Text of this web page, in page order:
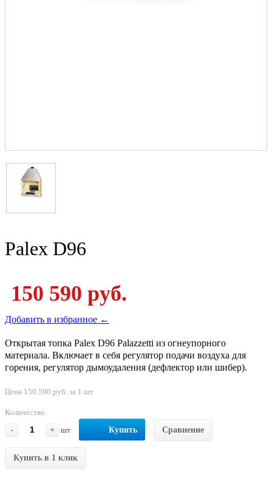
Palex D96
150 590 руб.
Добавить в избранное ←
Открытая топка Palex D96 Palazzetti из огнеупорного
материала. Включает в себя регулятор подачи воздуха для
горения, регулятор дымоудаления (дефлектор или шибер).
Цена 150 590 руб. за 1 шт
Количество
-
+ шт Купить Сравнение
Купить в 1 клик